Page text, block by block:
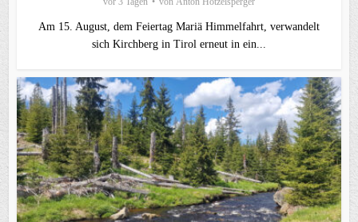
Am 15. August, dem Feiertag Mariä Himmelfahrt, verwandelt
sich Kirchberg in Tirol erneut in ein...